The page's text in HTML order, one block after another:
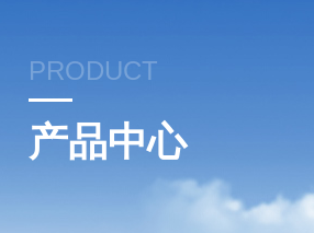
PRODUCT
产品中心